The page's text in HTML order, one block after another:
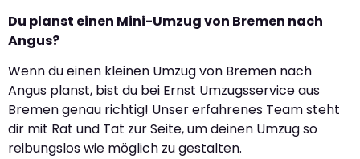
Du planst einen Mini-Umzug von Bremen nach
Angus?
Wenn du einen kleinen Umzug von Bremen nach
Angus planst, bist du bei Ernst Umzugsservice aus
Bremen genau richtig! Unser erfahrenes Team steht
dir mit Rat und Tat zur Seite, um deinen Umzug so
reibungslos wie möglich zu gestalten.